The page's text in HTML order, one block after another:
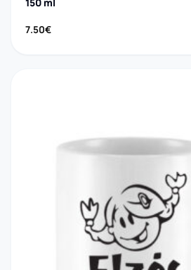
150 ml
7.50€